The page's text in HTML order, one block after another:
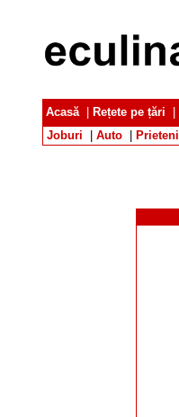
Acasă| Rețete pe țări
Joburi
Auto Prieteni